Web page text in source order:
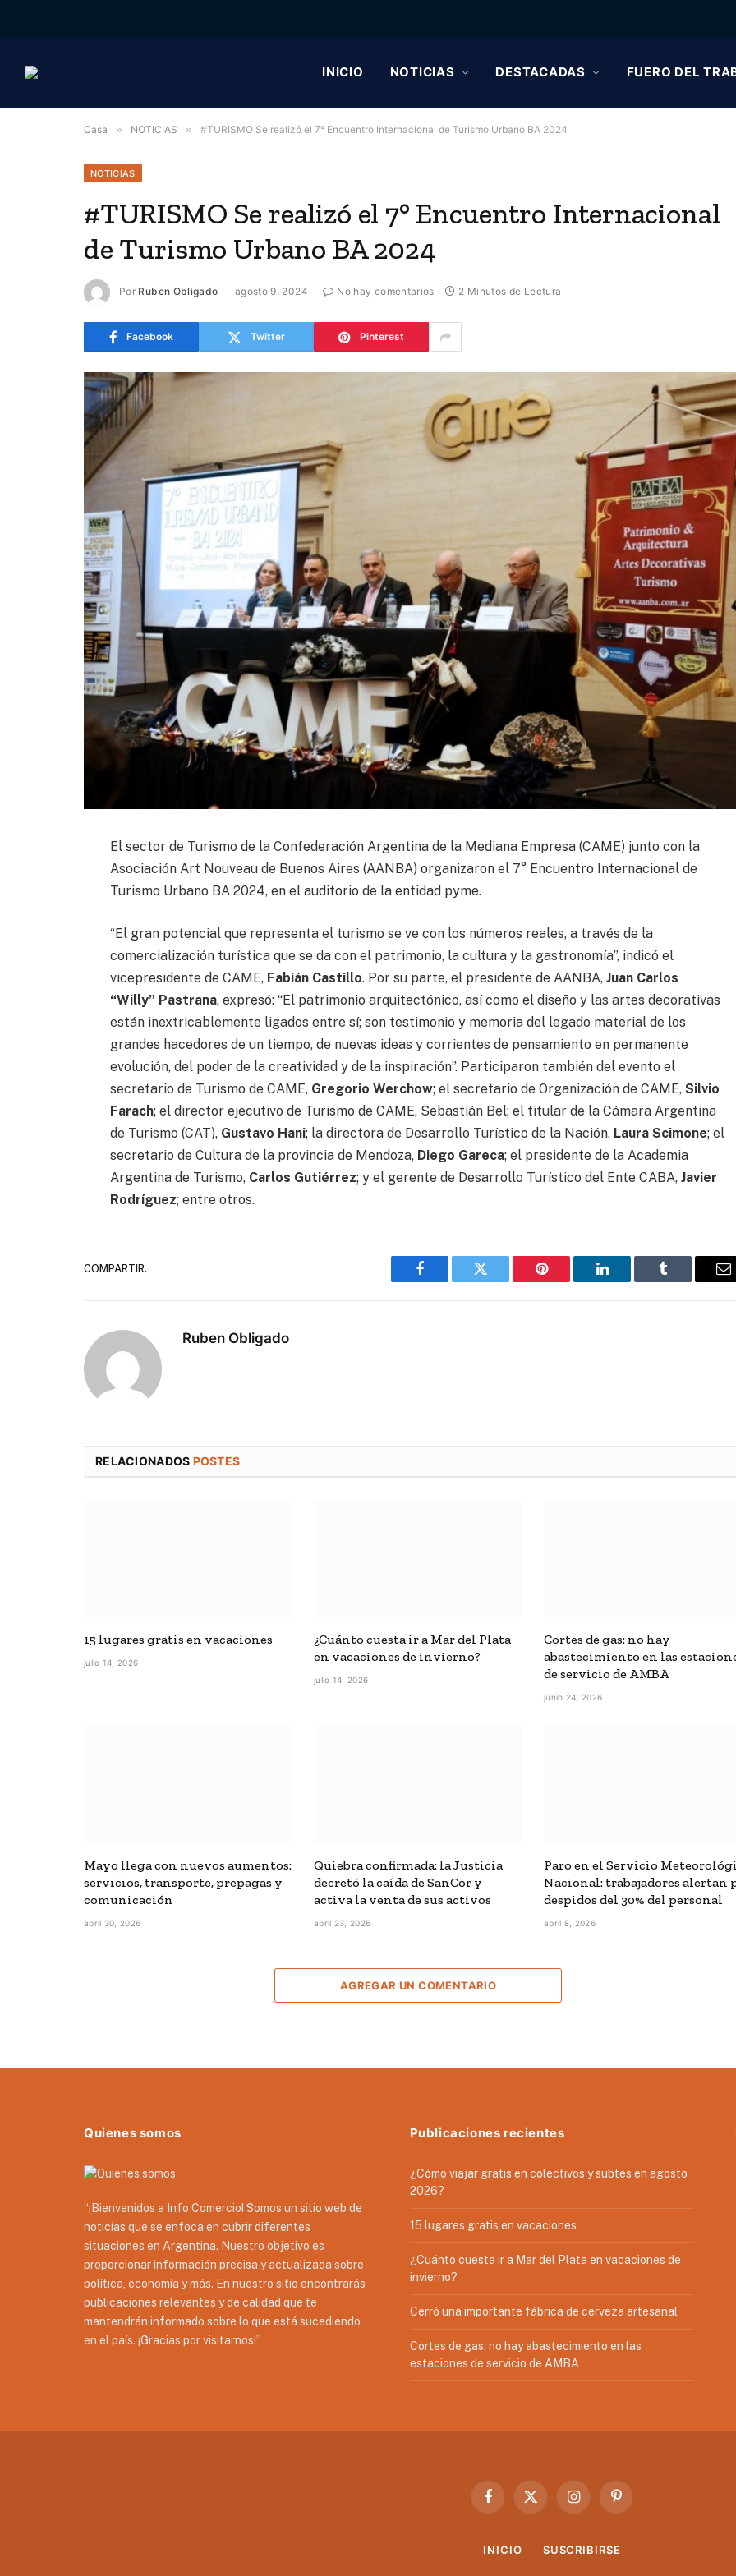
INICIO NOTICIAS DESTACADAS FUERO DEL
Casa » NOTICIAS » #TURISMO Se realizó el 7° Encuentro Internacional de Turismo Urbano BA 2024
NOTICIAS
#TURISMO Se realizó el 7° Encuentro Internacional
de Turismo Urbano BA 2024
Por Ruben Obligado agosto 9, 2024 No hay comentarios 2 Minutos de Lectura
Facebook Twitter Pinterest
El sector de Turismo de la Confederación Argentina de la Mediana Empresa (CAME) junto con la
Asociación Art Nouveau de Buenos Aires (AANBA) organizaron el 7° Encuentro Internacional de
Turismo Urbano BA 2024, en el auditorio de la entidad pyme.
“El gran potencial que representa el turismo se ve con los números reales, a través de la
comercialización turística que se da con el patrimonio, la cultura y la gastronomía”, indicó el
vicepresidente de CAME, Fabián Castillo. Por su parte, el presidente de AANBA,Juan Carlos
“Willy” Pastrana, expresó: “El patrimonio arquitectónico, así como el diseño y las artes decorativas
están inextricablemente ligados entre sí; son testimonio y memoria del legado material de los
grandes hacedores de un tiempo, de nuevas ideas y corrientes de pensamiento en permanente
evolución, del poder de la creatividad y de la inspiración”. Participaron también del evento el
secretario de Turismo de CAME, Gregorio Werchow; el secretario de Organización de CAME,Silvio
Farach; el director ejecutivo de Turismo de CAME, Sebastián Bel; el titular de la Cámara Argentina
de Turismo (CAT), Gustavo Hani; la directora de Desarrollo Turístico de la Nación, Laura Scimone; el
secretario de Cultura de la provincia de Mendoza, Diego Gareca; el presidente de la Academia
Argentina de Turismo, Carlos Gutiérrez; y el gerente de Desarrollo Turístico del Ente CABA,Javier
Rodríguez; entre otros.
COMPARTIR.
Facebook Twitter Pinterest LinkedIn Tumblr
Ruben Obligado
RELACIONADOS POSTES
15 lugares gratis en vacaciones
julio 14, 2026
¿Cuánto cuesta ir a Mar del Plata
en vacaciones de invierno?
julio 14, 2026
Cortes de gas: no hay
abastecimiento en las
de servicio de AMBA
junio 24, 2026
Mayo llega con nuevos aumentos:
servicios, transporte, prepagas y
comunicación
abril 30, 2026
Quiebra confirmada: la Justicia
decretó la caída de SanCor y
activa la venta de sus activos
abril 23, 2026
Paro en el Servicio
Nacional: trabajadores alertan
despidos del 30% del personal
abril 8, 2026
AGREGAR UN COMENTARIO
Quienes somos
“¡Bienvenidos a Info Comercio! Somos un sitio web de
noticias que se enfoca en cubrir diferentes
situaciones en Argentina. Nuestro objetivo es
proporcionar información precisa y actualizada sobre
política, economía y más. En nuestro sitio encontrarás
publicaciones relevantes y de calidad que te
mantendrán informado sobre lo que está sucediendo
en el país. ¡Gracias por visitarnos!”
Publicaciones recientes
¿Cómo viajar gratis en colectivos y subtes en agosto
2026?
15 lugares gratis en vacaciones
¿Cuánto cuesta ir a Mar del Plata en vacaciones de
invierno?
Cerró una importante fábrica de cerveza artesanal
Cortes de gas: no hay abastecimiento en las
estaciones de servicio de AMBA
Facebook
X
InstagramPinterest
INICIO SUSCRIBIRSE